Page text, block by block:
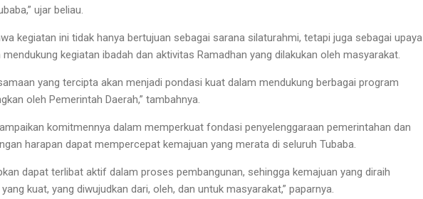
ujar beliau.
kegiatan ini tidak hanya bertujuan sebagai sarana silaturahmi, tetapi juga sebagai upaya
kegiatan ibadah dan aktivitas Ramadhan yang dilakukan oleh masyarakat.
yang tercipta akan menjadi pondasi kuat dalam mendukung berbagai program
oleh Pemerintah Daerah,” tambahnya.
komitmennya dalam memperkuat fondasi penyelenggaraan pemerintahan dan
harapan dapat mempercepat kemajuan yang merata di seluruh Tubaba.
dapat terlibat aktif dalam proses pembangunan, sehingga kemajuan yang diraih
kuat, yang diwujudkan dari, oleh, dan untuk masyarakat,” paparnya.